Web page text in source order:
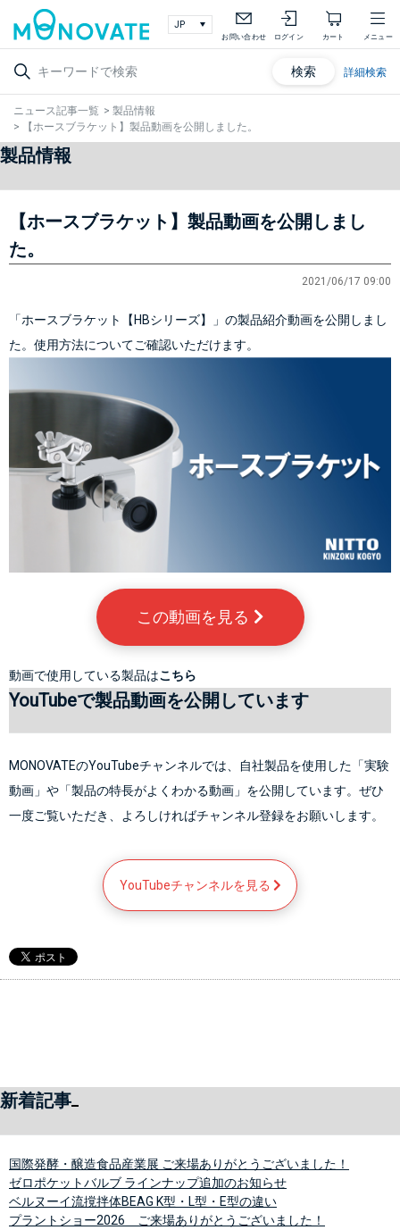
お問い合わせ ログイン カート メニュー
検索 詳細検索
ニュース記事一覧 > 製品情報
>
【ホースブラケット】製品動画を公開しました。
製品情報
【ホースブラケット】製品動画を公開しまし
た。
2021/06/17 09:00
「ホースブラケット【HBシリーズ】」の製品紹介動画を公開しまし
た。使用方法についてご確認いただけます。
この動画を見る
動画で使用している製品はこちら
YouTubeで製品動画を公開しています
MONOVATEのYouTubeチャンネルでは、自社製品を使用した「実験
動画」や「製品の特長がよくわかる動画」を公開しています。ぜひ
一度ご覧いただき、よろしければチャンネル登録をお願いします。
YouTubeチャンネルを見る
新着記事
国際発酵・醸造食品産業展 ご来場ありがとうございました！
ゼロポケットバルブ ラインナップ追加のお知らせ
ベルヌーイ流撹拌体BEAG K型・L型・E型の違い
プラントショー2026 ご来場ありがとうございました！